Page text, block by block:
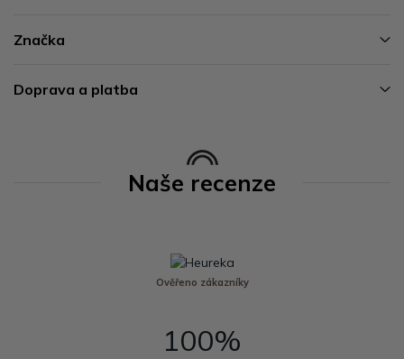
Značka
Doprava a platba
Naše recenze
Ověřeno zákazníky
100%